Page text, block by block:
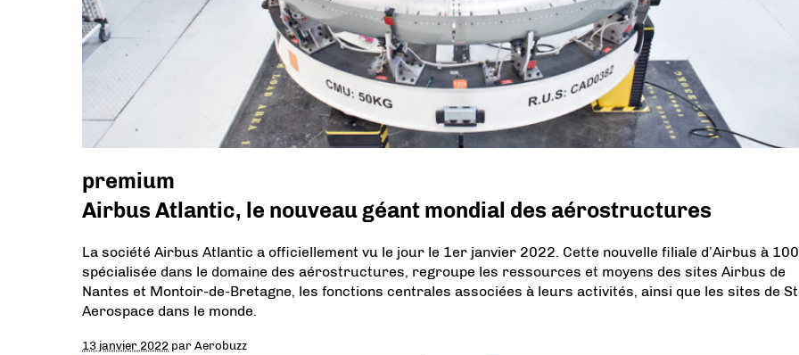
premium
Airbus Atlantic, le nouveau géant mondial des aérostructures
La société Airbus Atlantic a officiellement vu le jour le 1er janvier 2022. Cette nouvelle filiale d’Airbus à
spécialisée dans le domaine des aérostructures, regroupe les ressources et moyens des sites Airbus de
Nantes et Montoir-de-Bretagne, les fonctions centrales associées à leurs activités, ainsi que les sites de
Aerospace dans le monde.
13 janvier 2022 parAerobuzz